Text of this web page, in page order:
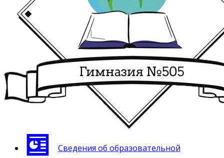
Сведения об образовательной